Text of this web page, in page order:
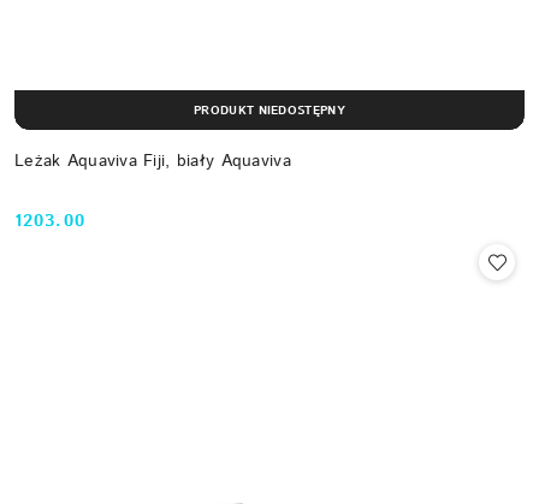
Leżak Aquaviva Fiji, biały Aquaviva
Cena:
1203.00
PRODUKT NIEDOSTĘPNY